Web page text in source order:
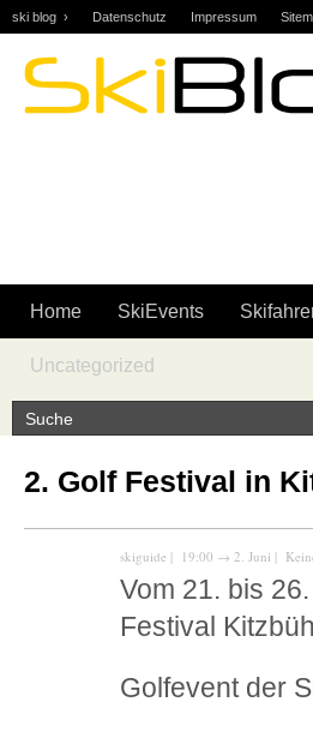
ski blog › Datenschutz Impressum
Home SkiEvents
Uncategorized
2. Golf Festival in
skiguide | 19:00 → 2. Juni |
Vom 21. bis
Festival
Golfevent der